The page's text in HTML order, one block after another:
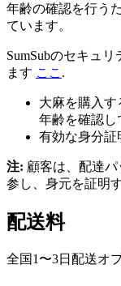
年齢の確認を行う
ています。
SumSubのセキュ
ます ここ .
大麻を購入
年齢を確認し
有効な身分証
注: 顧客は、配達
参し、身元を証明
配送料
全国1〜3日配送オ